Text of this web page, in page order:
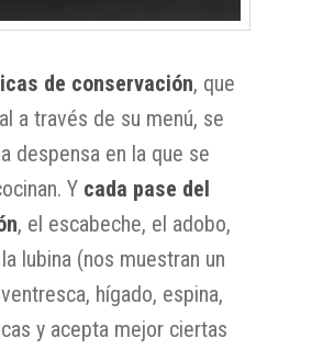
de conservación, que
a través de su menú, se
despensa en la que se
Y cada pase del
, el escabeche, el adobo,
lubina (nos muestran un
hígado, espina,
y acepta mejor ciertas